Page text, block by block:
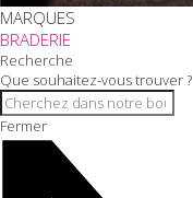
MARQUES
BRADERIE
Recherche
Que souhaitez-vous trouver ?
Fermer